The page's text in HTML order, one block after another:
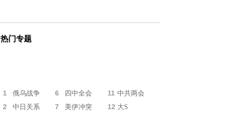
热门专题
1 俄乌战争 6 四中全会 11 中共两会
2 中日关系 7 美伊冲突 12 大S